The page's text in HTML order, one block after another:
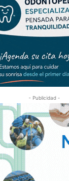
- Publicidad -